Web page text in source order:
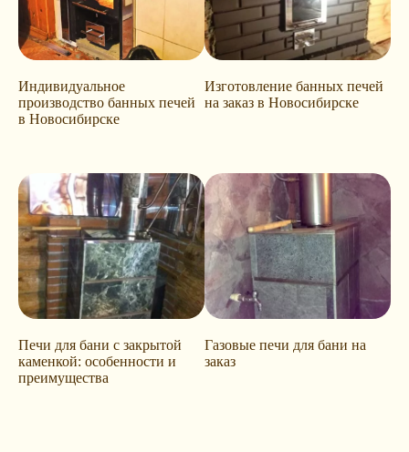
Индивидуальное
производство банных печей
в Новосибирске
Изготовление банных печей
на заказ в Новосибирске
Печи для бани с закрытой
каменкой: особенности и
преимущества
Газовые печи для бани на
заказ